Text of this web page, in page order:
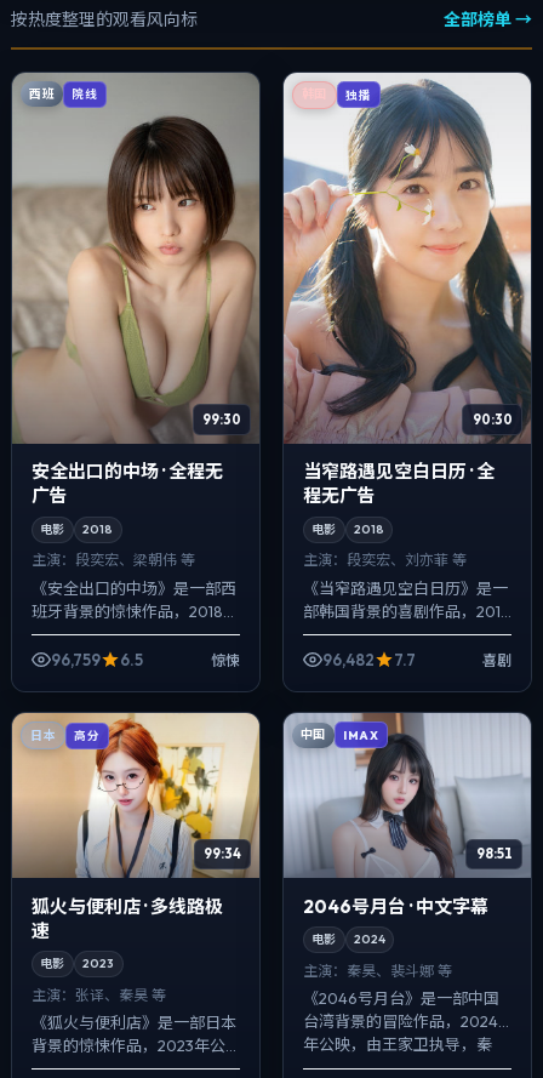
按热度整理的观看风向标 全部榜单 →
西班 院线
99:30
安全出口的中场 · 全程无
广告
电影 2018
主演： 段奕宏、梁朝伟 等
《安全出口的中场》是一部西
班牙背景的惊悚作品，2018年
公映，由文牧野执导，段奕
宏、梁朝伟、李秉宪等主演。
96,759 6.5 惊悚
独播
90:30
当窄路遇见空白日历 · 全
程无广告
电影 2018
主演： 段奕宏、刘亦菲 等
《当窄路遇见空白日历》是一
部韩国背景的喜剧作品，2018
年公映，由丹尼斯·维伦纽瓦执
导，段奕宏、刘亦菲、宋康昊
96,482 7.7 喜剧
日本 高分
99:34
狐火与便利店 · 多线路极
速
电影 2023
主演： 张译、秦昊 等
《狐火与便利店》是一部日本
背景的惊悚作品，2023年公
映，由是枝裕和执导，张译、
中国 IMAX
98:51
2046号月台 · 中文字幕
电影 2024
主演： 秦昊、裴斗娜 等
《2046号月台》是一部中国
台湾背景的冒险作品，2024
年公映，由王家卫执导，秦
昊、裴斗娜、朱一龙等主演。